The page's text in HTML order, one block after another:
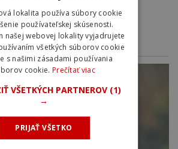
2026
lokalita používa súbory cookie
používateľskej skúsenosti.
našej webovej lokality vyjadrujete
všetkých súborov cookie
s našimi zásadami používania
cookie. Prečítať viac
VŠETKÝCH PARTNEROV (1)
→
PRIJAŤ VŠETKO